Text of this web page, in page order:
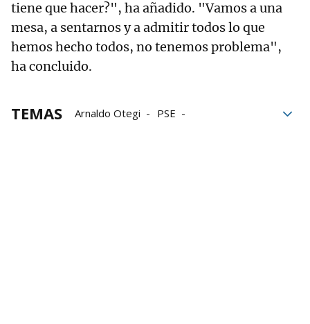
tiene que hacer?", ha añadido. "Vamos a una
mesa, a sentarnos y a admitir todos lo que
hemos hecho todos, no tenemos problema",
ha concluido.
TEMAS Arnaldo Otegi
PSE